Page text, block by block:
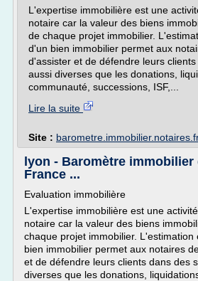
L'expertise immobilière est une
notaire car la valeur des biens
de chaque projet immobilier.
d'un bien immobilier permet aux
d'assister et de défendre leurs
aussi diverses que les donations,
communauté, successions, ISF,...
Lire la suite
Site :
lyon - Baromètre
France ...
Evaluation immobilière
L'expertise immobilière est une
notaire car la valeur des biens
chaque projet immobilier. L'estimation
bien immobilier permet aux notaires
et de défendre leurs clients dans des
diverses que les donations,